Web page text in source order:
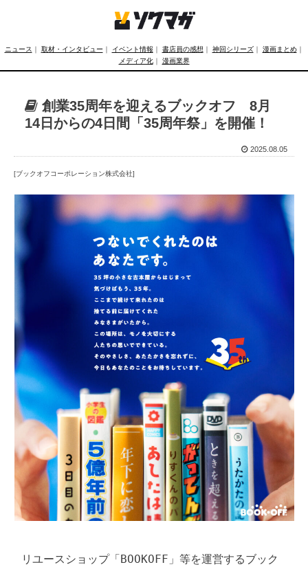
ニュース ｜ 取材・インタビュー ｜ イベント情報 ｜ 書店員の感想 ｜ 神回シリーズ｜ 漫画まとめ｜
メディア化｜ 漫画業界
創業35周年を迎えるブックオフ 8月
14日からの4日間「35周年祭」を開催！
2025.08.05
[ブックオフコーポレーション株式会社]
リユースショップ「BOOKOFF」等を運営するブック